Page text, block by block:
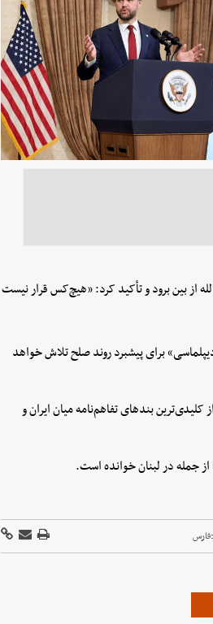
از بین برود و تأکید کرد: «هیچ‌کس قرار نیست
برای پیشبرد روند صلح تلاش خواهد
بندهای تفاهم‌نامه میان ایران و
جمله در لبنان خوانده است.
فارس